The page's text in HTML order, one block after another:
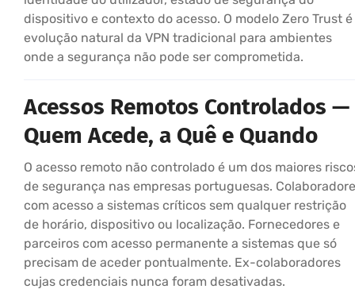
dispositivo e contexto do acesso. O modelo Zero Trust é
evolução natural da VPN tradicional para ambientes
onde a segurança não pode ser comprometida.
Acessos Remotos Controlados —
Quem Acede, a Quê e Quando
O acesso remoto não controlado é um dos maiores
de segurança nas empresas portuguesas.
com acesso a sistemas críticos sem qualquer restrição
de horário, dispositivo ou localização. Fornecedores e
parceiros com acesso permanente a sistemas que só
precisam de aceder pontualmente. Ex-colaboradores
cujas credenciais nunca foram desativadas.